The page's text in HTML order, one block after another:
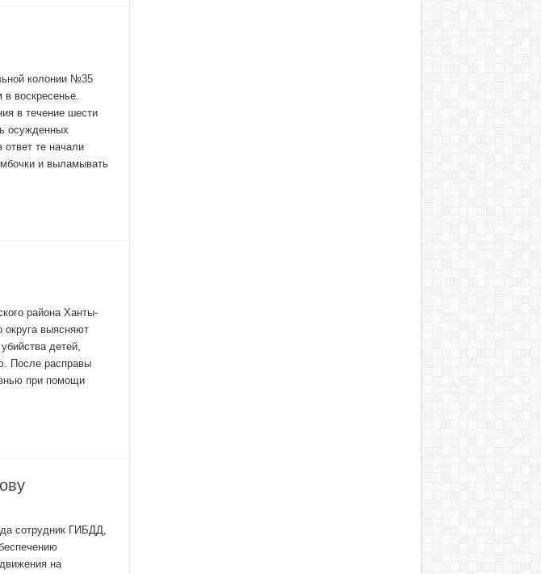
колонии №35
в воскресенье.
в течение шести
осужденных
ответ те начали
и выламывать
района Ханты-
округа выясняют
детей,
После расправы
при помощи
сотрудник ГИБДД,
на